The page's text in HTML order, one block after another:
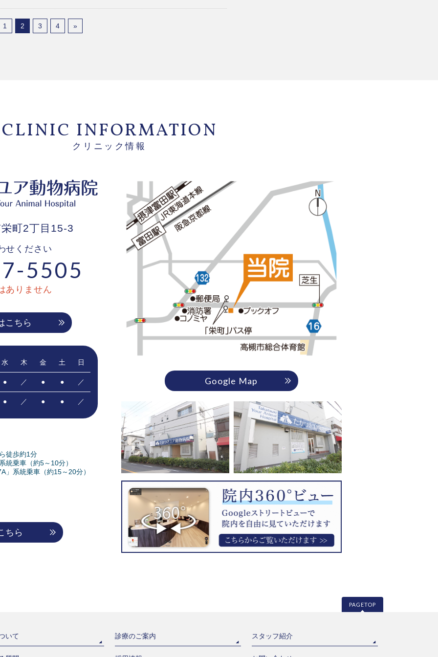
1 2 3 4 »
CLINIC INFORMATION
クリニック情報
町2丁目15-3
せください
5505
ありません
こちら
水 木 金 土 日
● ／ ● ● ／
● ／ ● ● ／
徒歩約1分
統乗車（約5～10分）
」系統乗車（約15～20分）
ちら
Google Map
PAGETOP
いて 診療のご案内 スタッフ紹介